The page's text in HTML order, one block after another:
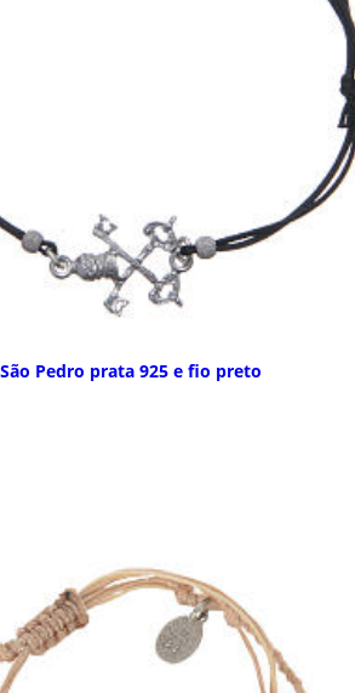
Pedro prata 925 e fio preto